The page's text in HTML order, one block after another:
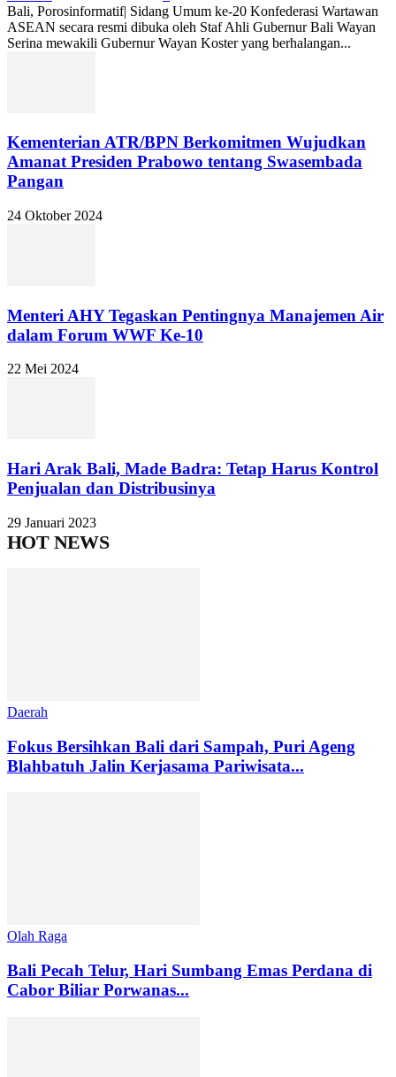
Bali, Porosinformatif| Sidang Umum ke-20 Konfederasi Wartawan
ASEAN secara resmi dibuka oleh Staf Ahli Gubernur Bali Wayan
Serina mewakili Gubernur Wayan Koster yang berhalangan...
Kementerian ATR/BPN Berkomitmen Wujudkan
Amanat Presiden Prabowo tentang Swasembada
Pangan
24 Oktober 2024
Menteri AHY Tegaskan Pentingnya Manajemen Air
dalam Forum WWF Ke-10
22 Mei 2024
Hari Arak Bali, Made Badra: Tetap Harus Kontrol
Penjualan dan Distribusinya
29 Januari 2023
HOT NEWS
Daerah
Fokus Bersihkan Bali dari Sampah, Puri Ageng
Blahbatuh Jalin Kerjasama Pariwisata...
Olah Raga
Bali Pecah Telur, Hari Sumbang Emas Perdana di
Cabor Biliar Porwanas...